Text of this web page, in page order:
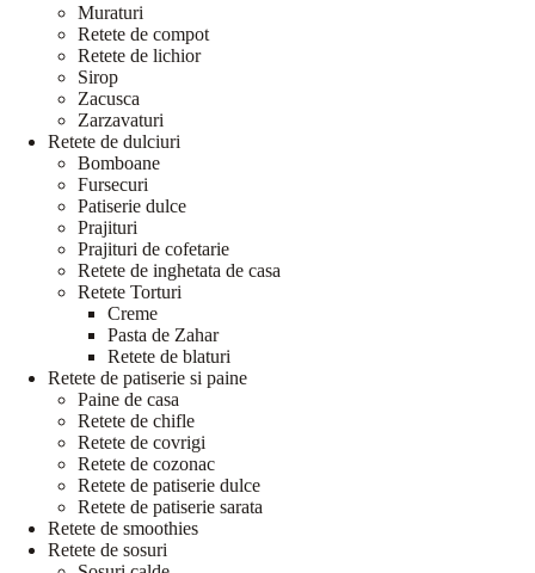
Muraturi
Retete de compot
Retete de lichior
Sirop
Zacusca
Zarzavaturi
Retete de dulciuri
Bomboane
Fursecuri
Patiserie dulce
Prajituri
Prajituri de cofetarie
Retete de inghetata de casa
Retete Torturi
Creme
Pasta de Zahar
Retete de blaturi
Retete de patiserie si paine
Paine de casa
Retete de chifle
Retete de covrigi
Retete de cozonac
Retete de patiserie dulce
Retete de patiserie sarata
Retete de smoothies
Retete de sosuri